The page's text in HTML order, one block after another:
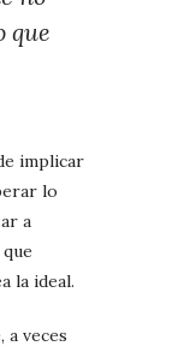
que
implicar
lo
a
la ideal.
a veces